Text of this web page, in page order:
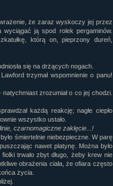
wrażenie, że zaraz wyskoczy jej przez
wyciągać ją spod rolek pergaminów.
którą on, pieprzony dureń,
się na drżących nogach.
trzymał wspomnienie o panu!
zrozumiał o co jej chodzi.
każdą reakcję; nagłe ciepło
wszystko ustało.
czarnomagiczne zaklęcie...!
śmiertelnie niebezpieczne. W parę
nawet platynę. Można było
trwało zbyt długo, żeby krew nie
obrażenia ciała, że ofiara często
życia.